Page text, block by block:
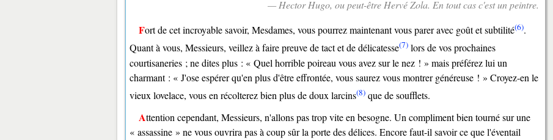
— Hector Hugo, ou peut-être Hervé Zola. En tout cas c'est un peintre.
Fort de cet incroyable savoir, Mesdames, vous pourrez maintenant vous parer avec goût et subtilité(6).
Quant à vous, Messieurs, veillez à faire preuve de tact et de délicatesse(7) lors de vos prochaines
courtisaneries ; ne dites plus : « Quel horrible poireau vous avez sur le nez ! » mais préférez lui un
charmant : « J'ose espérer qu'en plus d'être effrontée, vous saurez vous montrer généreuse ! » Croyez-en le
vieux lovelace, vous en récolterez bien plus de doux larcins(8) que de soufflets.
Attention cependant, Messieurs, n'allons pas trop vite en besogne. Un compliment bien tourné sur une
« assassine » ne vous ouvrira pas à coup sûr la porte des délices. Encore faut-il savoir ce que l'éventail